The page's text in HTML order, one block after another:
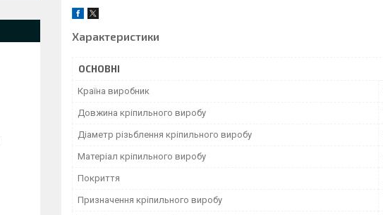
Характеристики
ОСНОВНІ
Країна виробник
Довжина кріпильного виробу
Діаметр різьблення кріпильного виробу
Матеріал кріпильного виробу
Покриття
Призначення кріпильного виробу